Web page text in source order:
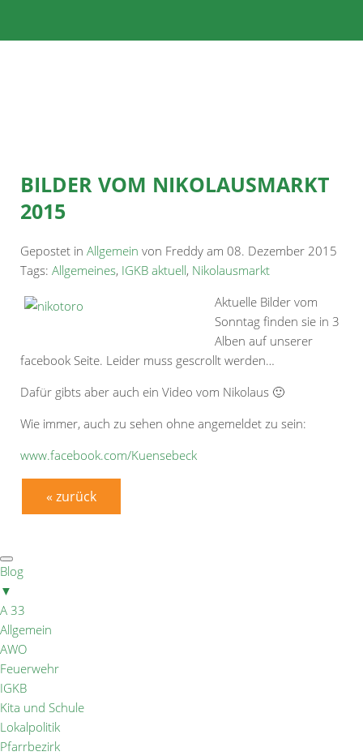
BILDER VOM NIKOLAUSMARKT
2015
Gepostet in Allgemein von Freddy am 08. Dezember 2015
Tags: Allgemeines, IGKB aktuell, Nikolausmarkt
Aktuelle Bilder vom
Sonntag finden sie in 3
Alben auf unserer
facebook Seite. Leider muss gescrollt werden…
Dafür gibts aber auch ein Video vom Nikolaus 🙂
Wie immer, auch zu sehen ohne angemeldet zu sein:
www.facebook.com/Kuensebeck
« zurück
Blog
▼
A 33
Allgemein
AWO
Feuerwehr
IGKB
Kita und Schule
Lokalpolitik
Pfarrbezirk